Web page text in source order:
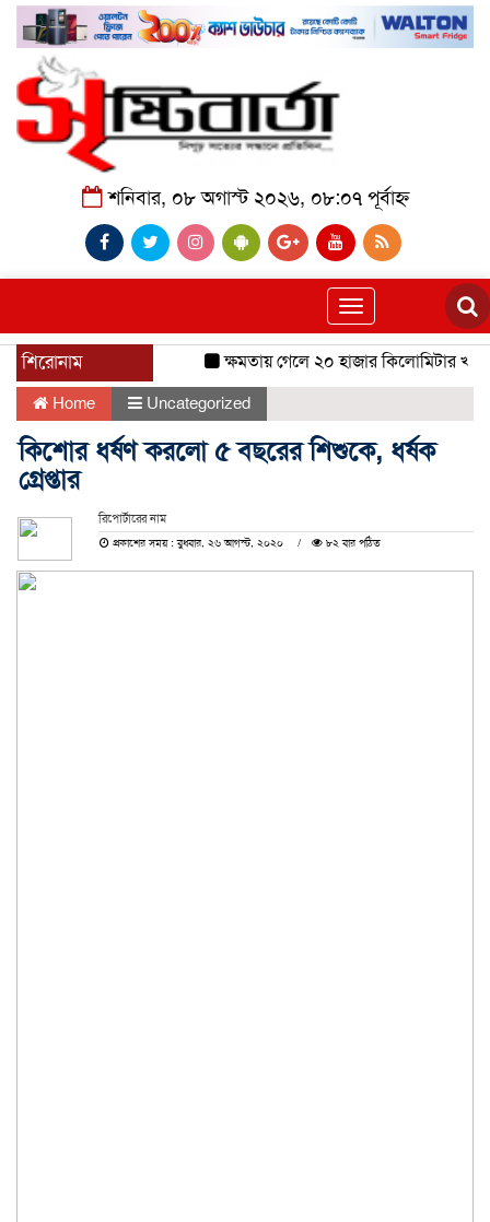
শনিবার, ০৮ অগাস্ট ২০২৬, ০৮:০৭ পূর্বাহ্ন
Toggle
navigation
শিরোনাম ক্ষমতায় গেলে ২০ হাজার কিলোমিটার খাল
Home Uncategorized
কিশোর ধর্ষণ করলো ৫ বছরের শিশুকে, ধর্ষক
গ্রেপ্তার
রিপোর্টারের নাম
প্রকাশের সময় : বুধবার, ২৬ আগস্ট, ২০২০
৮২ বার পঠিত